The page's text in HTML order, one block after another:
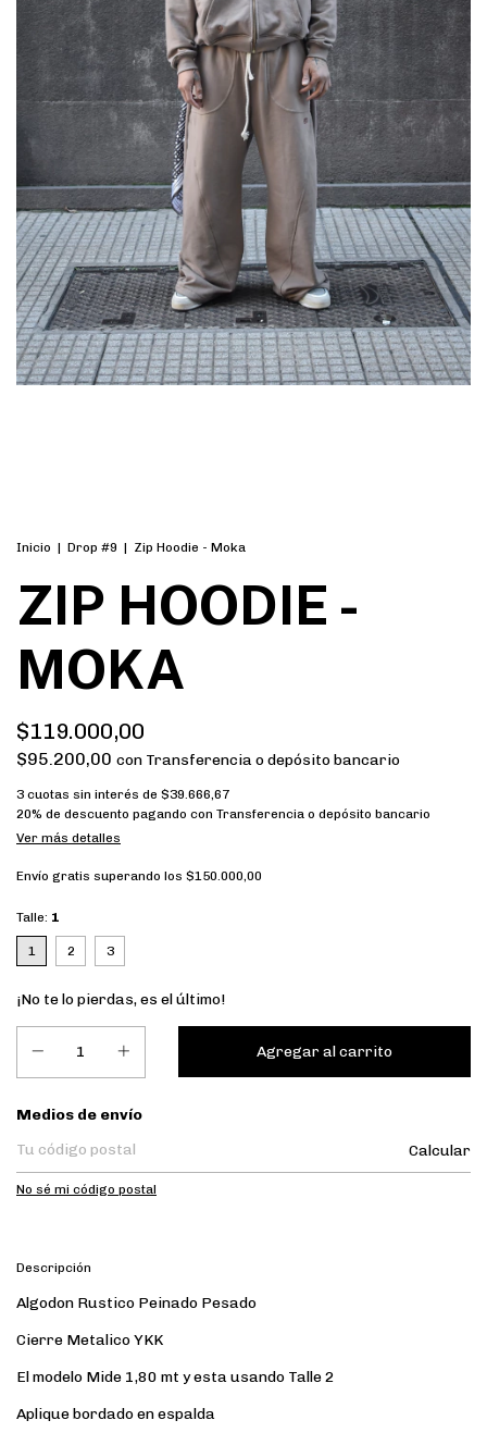
Inicio | Drop #9 | Zip Hoodie - Moka
ZIP HOODIE -
MOKA
$119.000,00
$95.200,00 con Transferencia o depósito bancario
3 cuotas sin interés de $39.666,67
20% de descuento pagando con Transferencia o depósito bancario
Ver más detalles
Envío gratis superando los $150.000,00
Talle: 1
1 2 3
¡No te lo pierdas, es el último!
Entregas para el CP:
Medios de envío
Calcular
No sé mi código postal
Descripción
Algodon Rustico Peinado Pesado
Cierre Metalico YKK
El modelo Mide 1,80 mt y esta usando Talle 2
Aplique bordado en espalda